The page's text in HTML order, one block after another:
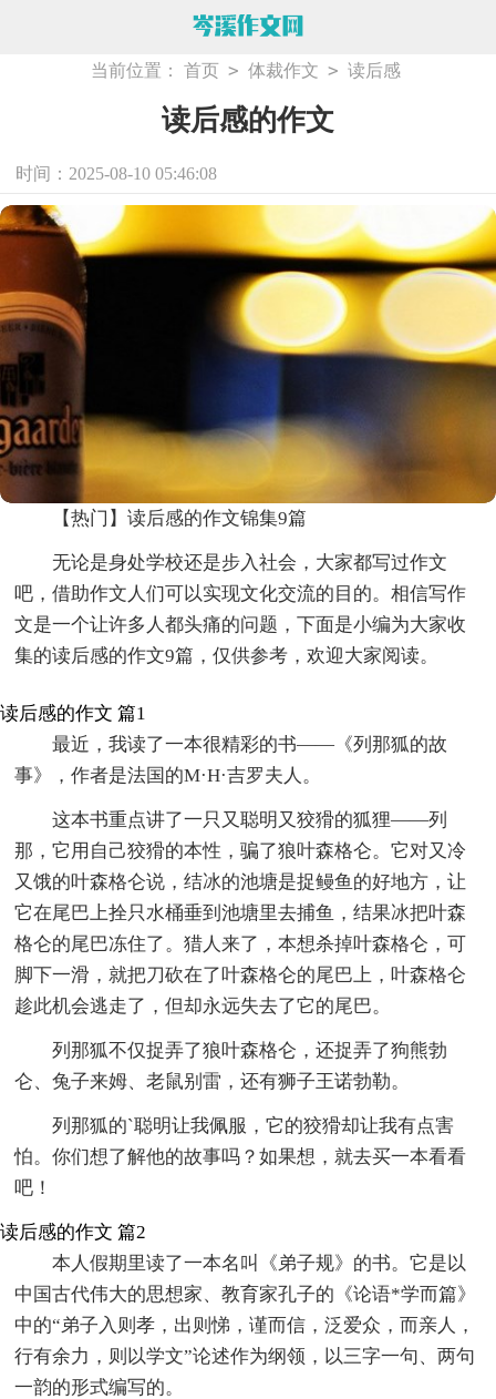
当前位置： 首页 > 体裁作文 > 读后感
读后感的作文
时间：2025-08-10 05:46:08
【热门】读后感的作文锦集9篇
无论是身处学校还是步入社会，大家都写过作文
吧，借助作文人们可以实现文化交流的目的。相信写作
文是一个让许多人都头痛的问题，下面是小编为大家收
集的读后感的作文9篇，仅供参考，欢迎大家阅读。
读后感的作文 篇1
最近，我读了一本很精彩的书——《列那狐的故
事》，作者是法国的M·H·吉罗夫人。
这本书重点讲了一只又聪明又狡猾的狐狸――列
那，它用自己狡猾的本性，骗了狼叶森格仑。它对又冷
又饿的叶森格仑说，结冰的池塘是捉鳗鱼的好地方，让
它在尾巴上拴只水桶垂到池塘里去捕鱼，结果冰把叶森
格仑的尾巴冻住了。猎人来了，本想杀掉叶森格仑，可
脚下一滑，就把刀砍在了叶森格仑的尾巴上，叶森格仑
趁此机会逃走了，但却永远失去了它的尾巴。
列那狐不仅捉弄了狼叶森格仑，还捉弄了狗熊勃
仑、兔子来姆、老鼠别雷，还有狮子王诺勃勒。
列那狐的`聪明让我佩服，它的狡猾却让我有点害
怕。你们想了解他的故事吗？如果想，就去买一本看看
吧！
读后感的作文 篇2
本人假期里读了一本名叫《弟子规》的书。它是以
中国古代伟大的思想家、教育家孔子的《论语*学而篇》
中的“弟子入则孝，出则悌，谨而信，泛爱众，而亲人，
行有余力，则以学文”论述作为纲领，以三字一句、两句
一韵的形式编写的。